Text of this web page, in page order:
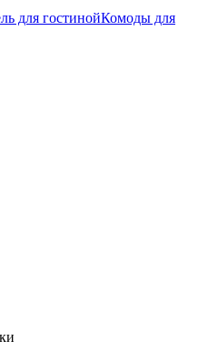
для гостинойКомоды для